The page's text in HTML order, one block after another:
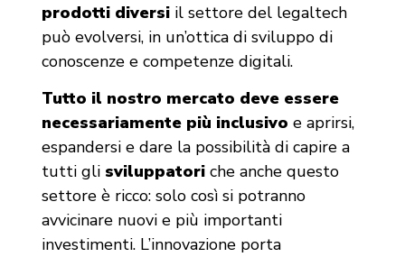
prodotti diversiil settore del legaltech
può evolversi, in un’ottica di sviluppo di
conoscenze e competenze digitali.
Tutto il nostro mercato deve essere
necessariamente più inclusivo e aprirsi,
espandersi e dare la possibilità di capire a
tutti gli sviluppatoriche anche questo
settore è ricco: solo così si potranno
avvicinare nuovi e più importanti
investimenti. L’innovazione porta